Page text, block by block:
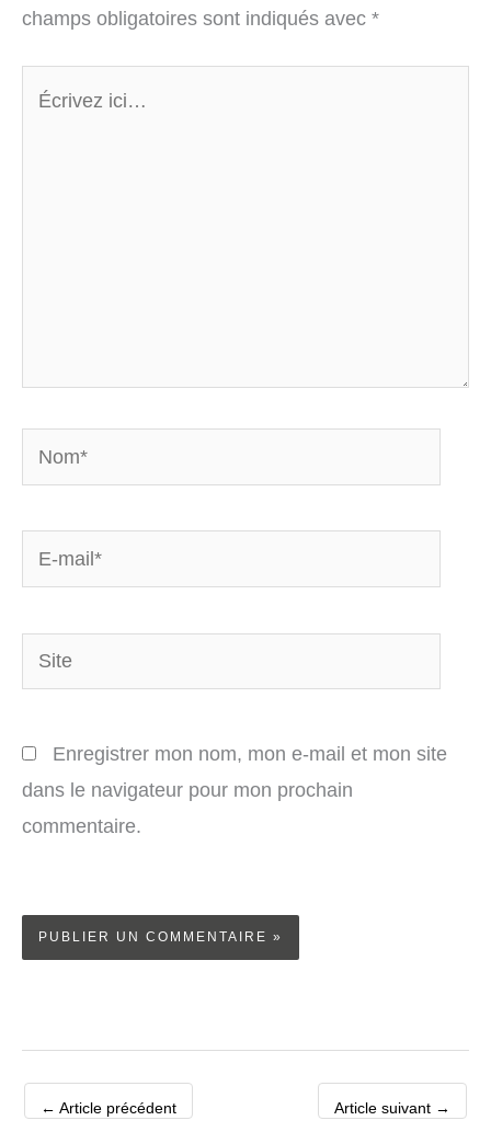
champs obligatoires sont indiqués avec *
Nom*
E-
mail*
Site
Enregistrer mon nom, mon e-mail et mon site
dans le navigateur pour mon prochain
commentaire.
← Article précédent Article suivant →